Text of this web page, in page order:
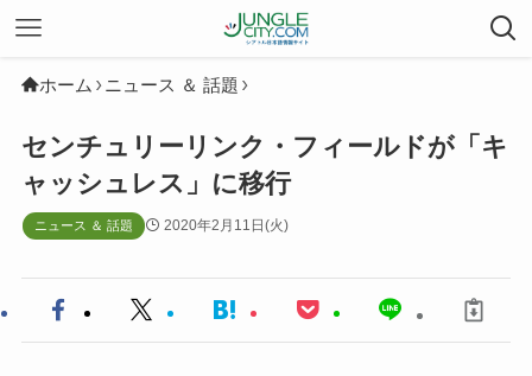
ホーム ニュース ＆ 話題
センチュリーリンク・フィールドが「キ
ャッシュレス」に移行
ニュース ＆ 話題 2020年2月11日(火)